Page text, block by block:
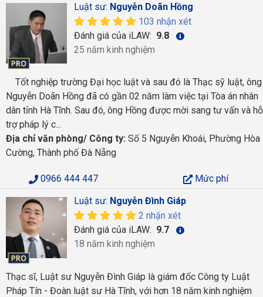
Luật sư: Nguyễn Doãn Hồng
103 nhận xét
Đánh giá của iLAW: 9.8
25 năm kinh nghiệm
Tốt nghiệp trường Đại học luật và sau đó là Thạc sỹ luật, ông
Nguyễn Doãn Hồng đã có gần 02 năm làm việc tại Tòa án nhân
dân tỉnh Hà Tĩnh. Sau đó, ông Hồng được mời sang tư vấn và hỗ
trợ pháp lý c...
Địa chỉ văn phòng/ Công ty: Số 5 Nguyễn Khoái, Phường Hòa
Cường, Thành phố Đà Nẵng
0966 444 447
Mức phí
Luật sư: Nguyễn Đình Giáp
2 nhận xét
Đánh giá của iLAW: 9.7
18 năm kinh nghiệm
Thạc sĩ, Luật sư Nguyễn Đình Giáp là giám đốc Công ty Luật
Pháp Tín - Đoàn luật sư Hà Tĩnh, với hơn 18 năm kinh nghiệm